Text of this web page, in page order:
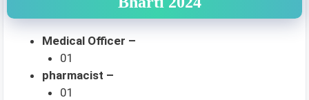
Medical Officer –
01
pharmacist –
01